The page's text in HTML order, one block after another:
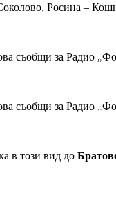
Росина –
съобщи за Радио
съобщи за Радио
в този вид до